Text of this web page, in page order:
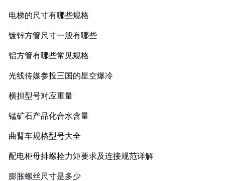
电梯的尺寸有哪些规格
镀锌方管尺寸一般有哪些
铝方管有哪些常见规格
光线传媒参投三国的星空爆冷
横担型号对应重量
锰矿石产品化合水含量
曲臂车规格型号大全
配电柜母排螺栓力矩要求及连接规范详解
膨胀螺丝尺寸是多少